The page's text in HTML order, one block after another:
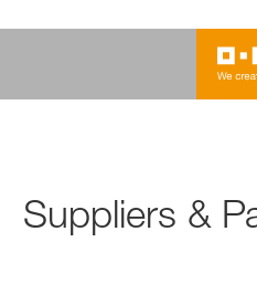
Suppliers &